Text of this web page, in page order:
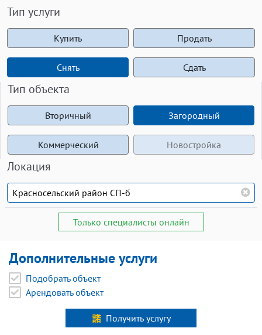
Тип услуги
Купить Продать
Снять Сдать
Тип объекта
Вторичный Загородный
Коммерческий Новостройка
Локация
Только специалисты онлайн
Дополнительные услуги
Подобрать объект
Арендовать объект
Получить услугу